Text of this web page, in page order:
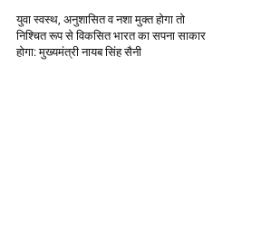
युवा स्वस्थ, अनुशासित व नशा मुक्त होगा तो
निश्चित रूप से विकसित भारत का सपना साकार
होगा: मुख्यमंत्री नायब सिंह सैनी